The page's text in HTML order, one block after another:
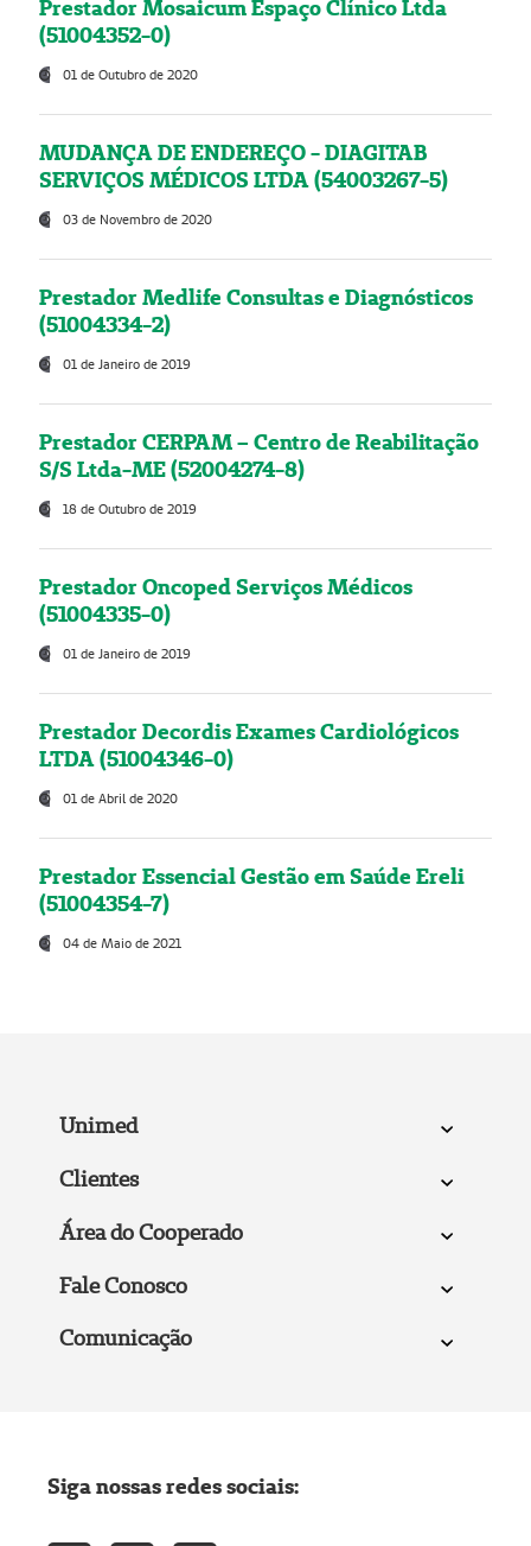
Prestador Mosaicum Espaço Clínico Ltda
(51004352-0)
01 de Outubro de 2020
MUDANÇA DE ENDEREÇO - DIAGITAB
SERVIÇOS MÉDICOS LTDA (54003267-5)
03 de Novembro de 2020
Prestador Medlife Consultas e Diagnósticos
(51004334-2)
01 de Janeiro de 2019
Prestador CERPAM – Centro de Reabilitação
S/S Ltda-ME (52004274-8)
18 de Outubro de 2019
Prestador Oncoped Serviços Médicos
(51004335-0)
01 de Janeiro de 2019
Prestador Decordis Exames Cardiológicos
LTDA (51004346-0)
01 de Abril de 2020
Prestador Essencial Gestão em Saúde Ereli
(51004354-7)
04 de Maio de 2021
Unimed
Clientes
Área do Cooperado
Fale Conosco
Comunicação
Siga nossas redes sociais: